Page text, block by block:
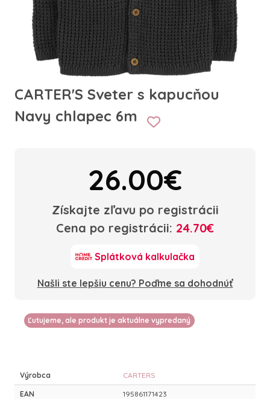
CARTER'S Sveter s kapucňou
Navy chlapec 6m
26.00€
Získajte zľavu po registrácii
Cena po registrácii: 24.70€
Splátková kalkulačka
Našli ste lepšiu cenu? Poďme sa dohodnúť
Ľutujeme, ale produkt je aktuálne vypredaný
Výrobca CARTERS
EAN 195861171423